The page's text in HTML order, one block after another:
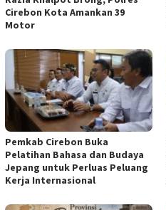
Cirebon Kota Amankan 39
Motor
Pemkab Cirebon Buka
Pelatihan Bahasa dan Budaya
Jepang untuk Perluas Peluang
Kerja Internasional